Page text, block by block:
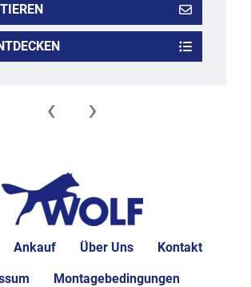
‹ ›
Ankauf Über Uns Kontakt
Montagebedingungen